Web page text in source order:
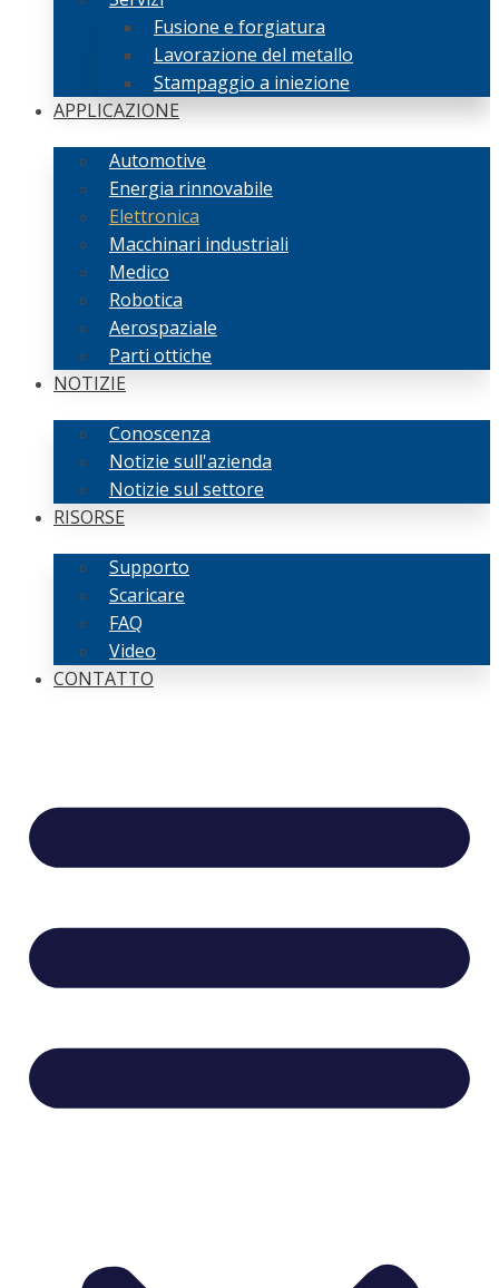
Fusione e forgiatura
Lavorazione del metallo
Stampaggio a iniezione
APPLICAZIONE
Automotive
Energia rinnovabile
Elettronica
Macchinari industriali
Medico
Robotica
Aerospaziale
Parti ottiche
NOTIZIE
Conoscenza
Notizie sull'azienda
Notizie sul settore
RISORSE
Supporto
Scaricare
FAQ
Video
CONTATTO